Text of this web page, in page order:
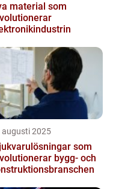
material som
augusti 2025
som
bygg- och